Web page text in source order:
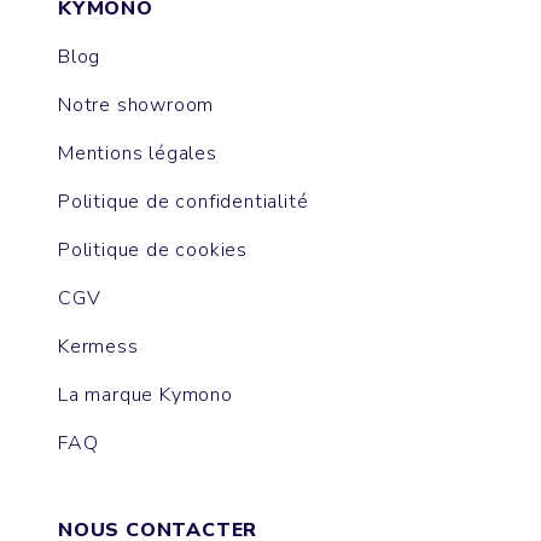
KYMONO
Blog
Notre showroom
Mentions légales
Politique de confidentialité
Politique de cookies
CGV
Kermess
La marque Kymono
FAQ
NOUS CONTACTER